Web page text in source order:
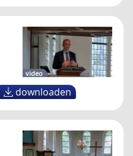
video
downloaden